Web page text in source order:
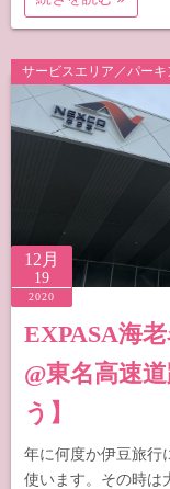
サービスエリア／パーキ
12月
19
2020
EXPASA海
@東名高速
う】
年に何度か伊豆旅行
使います。その時